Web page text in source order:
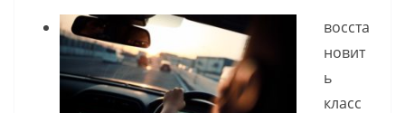
восста
новит
ь
класс